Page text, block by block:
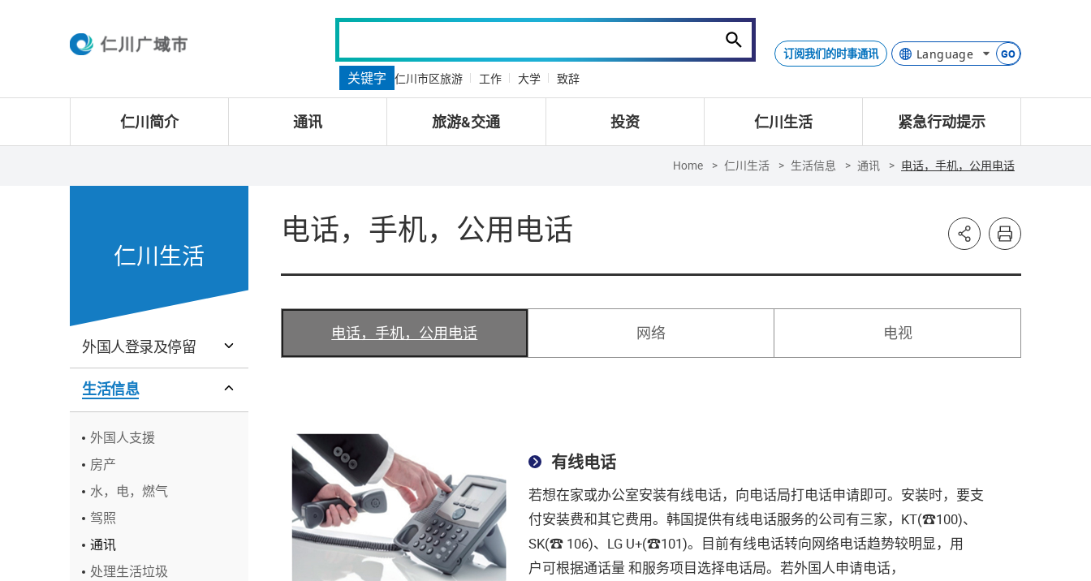
关键字 仁川市区旅游 工作 大学 致辞
订阅我们的时事通讯 GO
仁川简介 通讯 旅游&交通 投资 仁川生活 紧急行动提示
Home 仁川生活 生活信息 通讯 电话，手机，公用电话
仁川生活
外国人登录及停留
生活信息
外国人支援
房产
水，电，燃气
驾照
通讯
处理生活垃圾
电话，手机，公用电话
电话，手机，公用电话 网络 电视
有线电话
若想在家或办公室安装有线电话，向电话局打电话申请即可。安装时，要⽀
付安装费和其它费⽤。韩国提供有线电话服务的公司有三家，KT(☎100)、
SK(☎ 106)、LG U+(☎101)。目前有线电话转向网络电话趋势较明显，⽤
户可根据通话量 和服务项目选择电话局。若外国⼈申请电话，